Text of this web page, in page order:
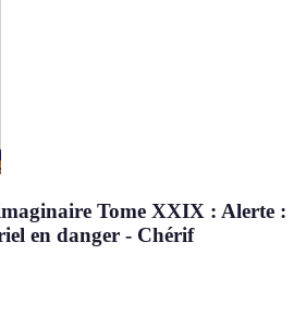
Tome XXIX : Alerte :
en danger - Chérif